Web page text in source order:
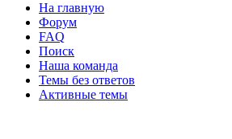
На главную
Форум
FAQ
Поиск
Наша команда
Темы без ответов
Активные темы